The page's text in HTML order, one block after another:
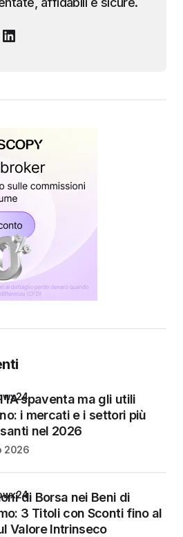
spaventa ma gli utili
i mercati e i settori più
nel 2026
2026
di Borsa nei Beni di
3 Titoli con Sconti fino al
Valore Intrinseco